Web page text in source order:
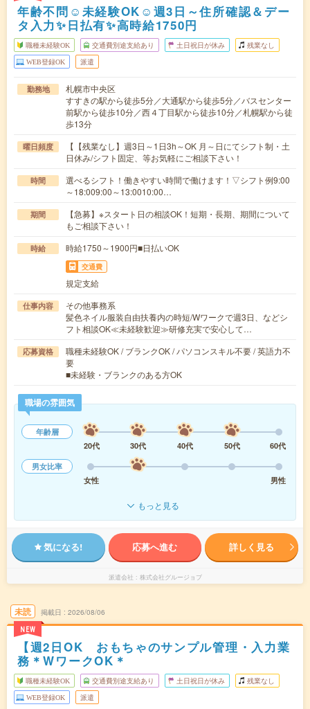
年齢不問☺未経験OK☺週3日～住所確認＆デー
タ入力✨日払有✨高時給1750円
職種未経験OK 交通費別途支給あり 土日祝日が休み 残業なし
WEB登録OK 派遣
勤務地
札幌市中央区
すすきの駅から徒歩5分／大通駅から徒歩5分／バスセンター
前駅から徒歩10分／西４丁目駅から徒歩10分／札幌駅から徒
歩13分
曜日頻度
【【残業なし】週3日～1日3h～OK 月～日にてシフト制・土
日休み/シフト固定、等お気軽にご相談下さい！
時間
選べるシフト！働きやすい時間で働けます！▽シフト例9:00
～18:009:00～13:0010:00…
期間
【急募】※スタート日の相談OK！短期・長期、期間について
もご相談下さい！
時給 時給1750～1900円■日払いOK
交通費
規定支給
仕事内容
その他事務系
髪色ネイル服装自由扶養内の時短/Wワークで週3日、などシ
フト相談OK≪未経験歓迎≫研修充実で安心して…
応募資格
職種未経験OK / ブランクOK / パソコンスキル不要 / 英語力不
要
■未経験・ブランクのある方OK
職場の雰囲気
年齢層
20代
30代 40代 50代
60代
男女比率
女性
男性
もっと見る
気になる! 応募へ進む 詳しく見る
派遣会社 株式会社グルージョブ
未読
NEW
掲載日 2026/08/06
【週2日OK おもちゃのサンプル管理・入力業
務＊WワークOK＊
職種未経験OK 交通費別途支給あり 土日祝日が休み 残業なし
WEB登録OK 派遣